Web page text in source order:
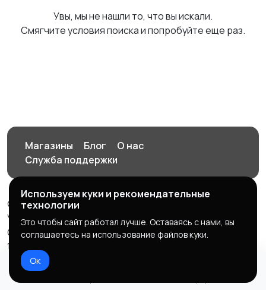
Увы, мы не нашли то, что вы искали.
Смягчите условия поиска и попробуйте еще раз.
Магазины Блог
О нас
Служба поддержки
© 2026 Орен-АЙ - Авто | Недвижимость | Работа |
Услуги
Создал Карусов Е.С ООО "ЦПК" ИНН 5609203278 ОГРН
1235600008841
Правила сервиса
Используем куки и рекомендательные
технологии
Это чтобы сайт работал лучше. Оставаясь с нами, вы
соглашаетесь на использование файлов куки.
Ок